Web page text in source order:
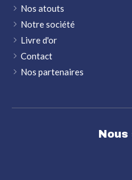
Nos atouts
Notre société
Livre d'or
Contact
Nos partenaires